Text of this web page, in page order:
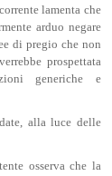
lamenta che
arduo negare
di pregio che non
prospettata
generiche e
alla luce delle
osserva che la